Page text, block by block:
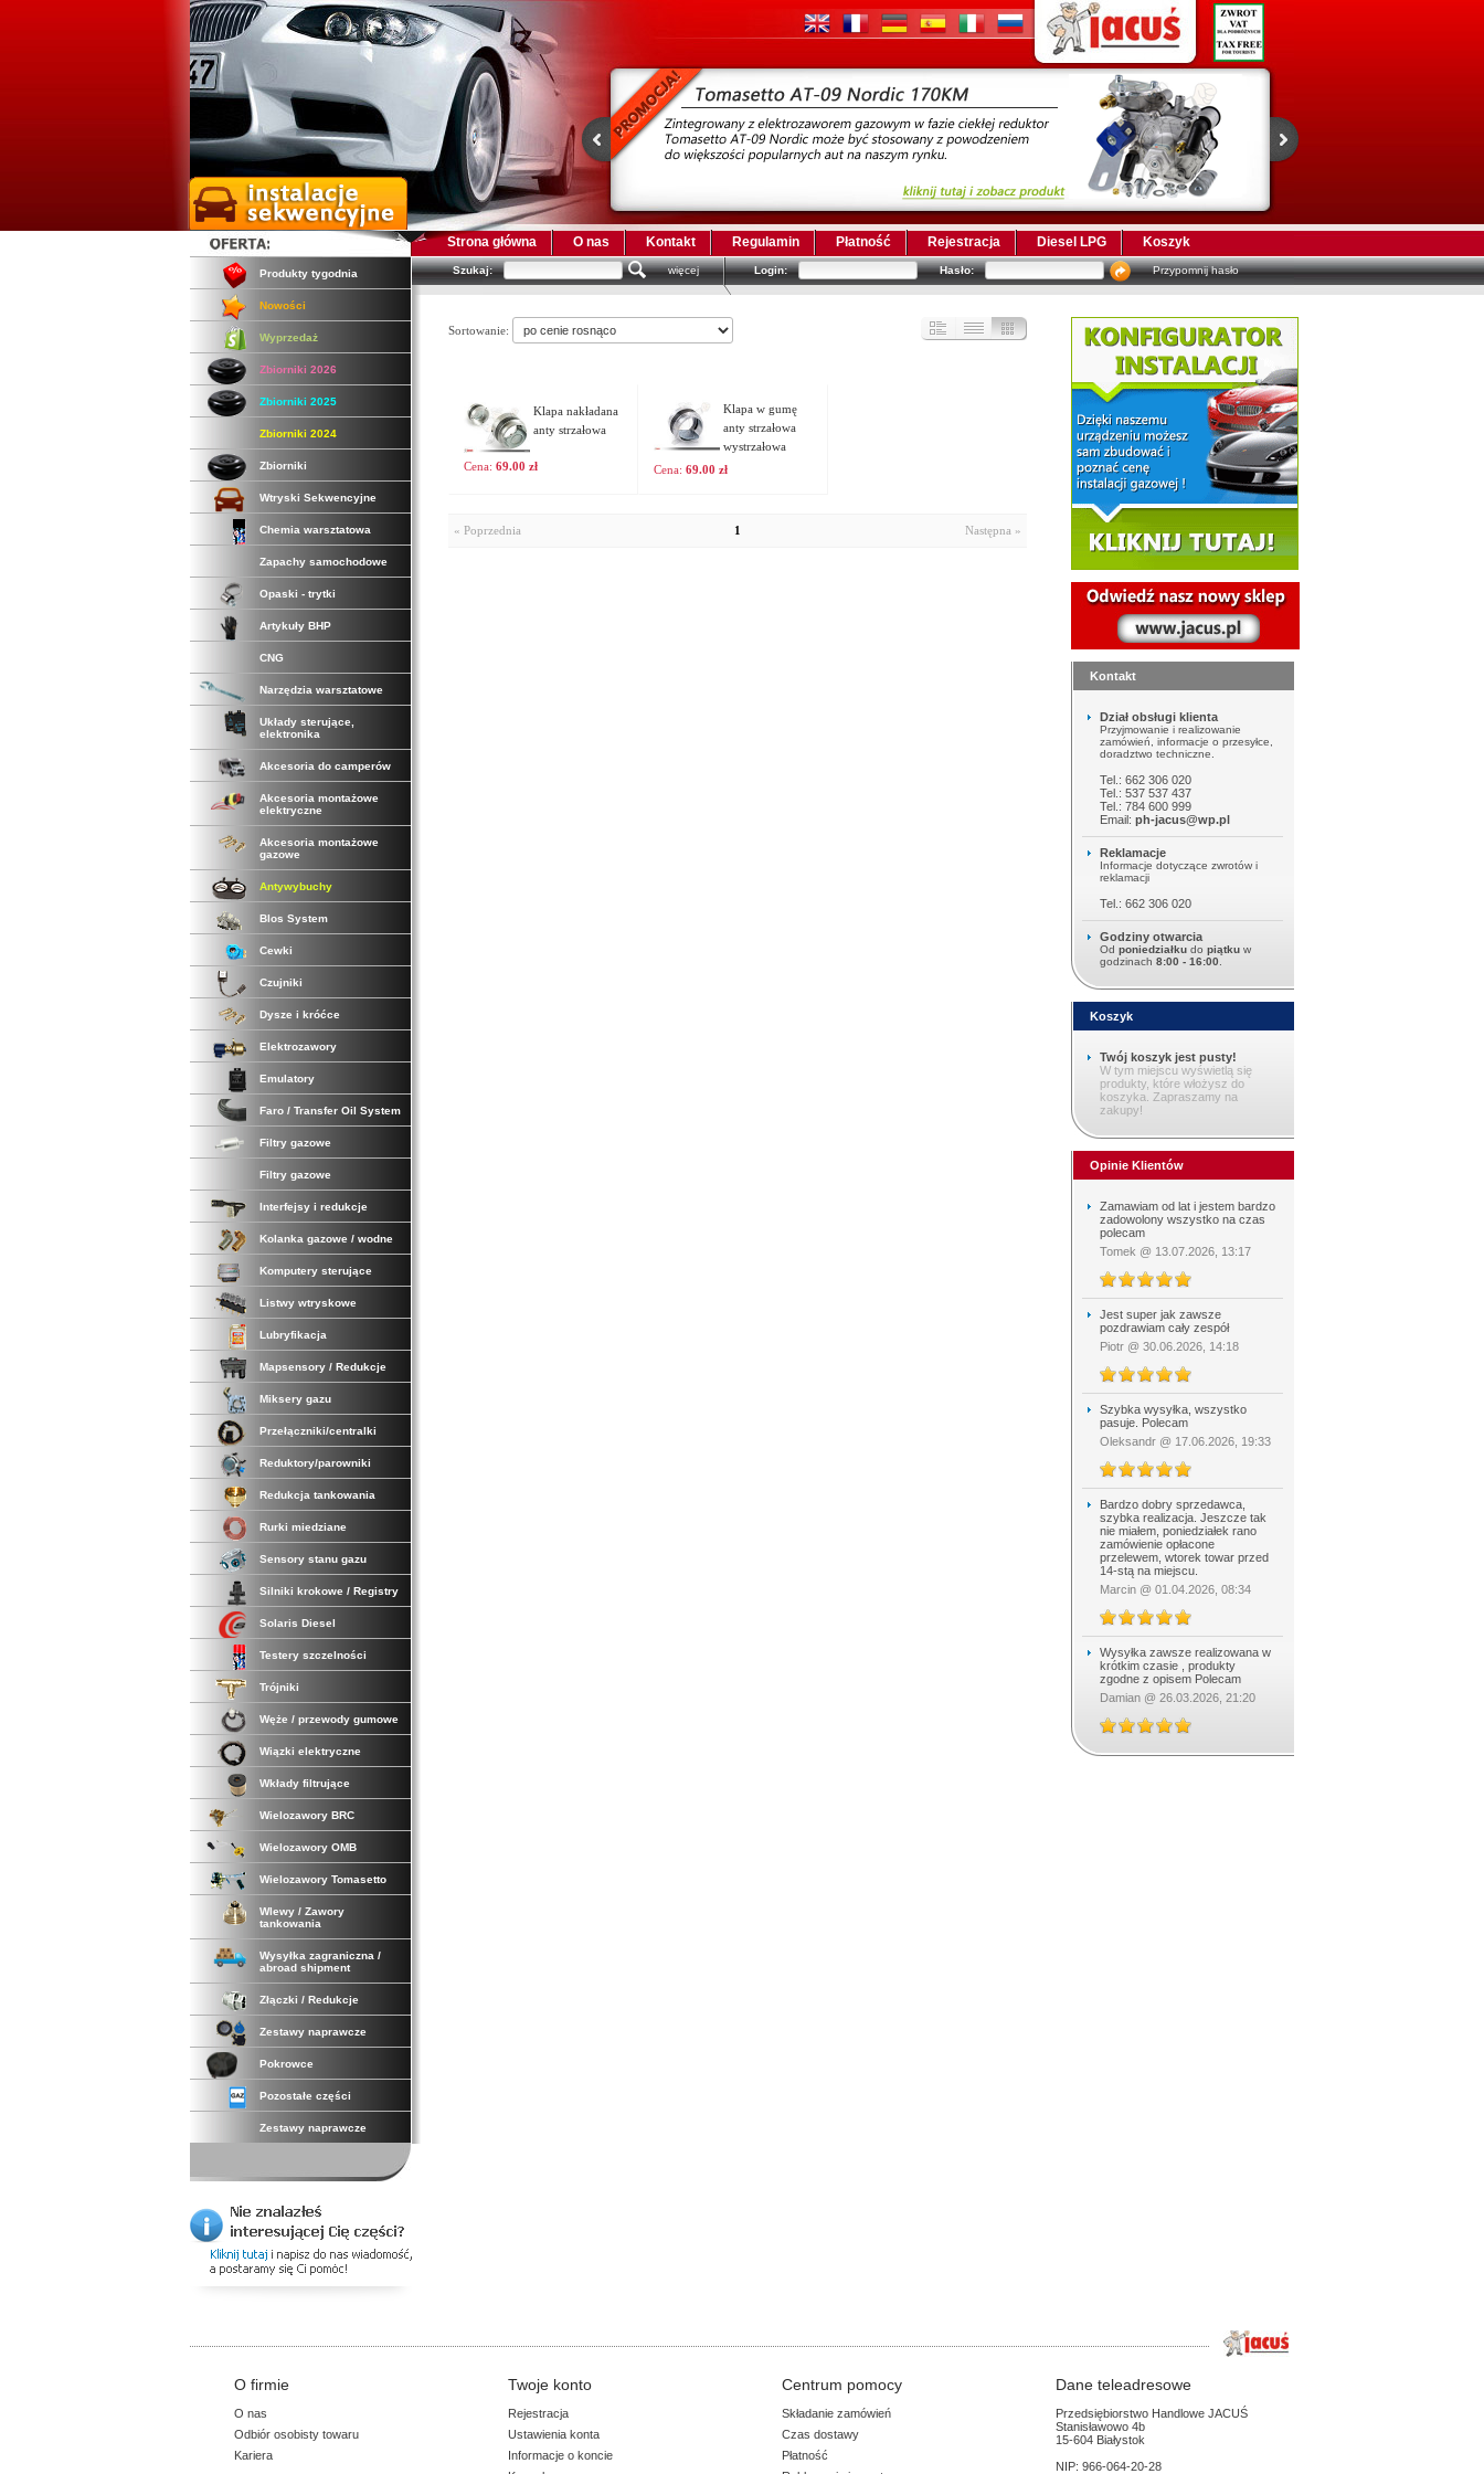
Produkty tygodnia
Nowości
Wyprzedaż
Zbiorniki 2026
Zbiorniki 2025
Zbiorniki 2024
Zbiorniki
Wtryski Sekwencyjne
Chemia warsztatowa
Zapachy samochodowe
Opaski - trytki
Artykuły BHP
CNG
Narzędzia warsztatowe
Układy sterujące,
elektronika
Akcesoria do camperów
Akcesoria montażowe
elektryczne
Akcesoria montażowe
gazowe
Antywybuchy
Blos System
Cewki
Czujniki
Dysze i króćce
Elektrozawory
Emulatory
Faro / Transfer Oil System
Filtry gazowe
Filtry gazowe
Interfejsy i redukcje
Kolanka gazowe / wodne
Komputery sterujące
Listwy wtryskowe
Lubryfikacja
Mapsensory / Redukcje
Miksery gazu
Przełączniki/centralki
Reduktory/parowniki
Redukcja tankowania
Rurki miedziane
Sensory stanu gazu
Silniki krokowe / Registry
Solaris Diesel
Testery szczelności
Trójniki
Węże / przewody gumowe
Wiązki elektryczne
Wkłady filtrujące
Wielozawory BRC
Wielozawory OMB
Wielozawory Tomasetto
Wlewy / Zawory
tankowania
Wysyłka zagraniczna /
abroad shipment
Złączki / Redukcje
Zestawy naprawcze
Pokrowce
Pozostałe części
Zestawy naprawcze
Strona główna O nas Kontakt Regulamin Płatność Rejestracja Diesel LPG Koszyk
Szukaj: więcej Login: Hasło: Przypomnij hasło
Sortowanie:
Klapa nakładana
anty strzałowa
Cena: 69.00 zł
Klapa w gumę
anty strzałowa
wystrzałowa
Cena: 69.00 zł
« Poprzednia 1 Następna »
Kontakt
Dział obsługi klienta
Przyjmowanie i realizowanie
zamówień, informacje o przesyłce,
doradztwo techniczne.
Tel.: 662 306 020
Tel.: 537 537 437
Tel.: 784 600 999
Email: ph-jacus@wp.pl
Reklamacje
Informacje dotyczące zwrotów i
reklamacji
Tel.: 662 306 020
Godziny otwarcia
Od poniedziałku do piątku w
godzinach 8:00 - 16:00
Koszyk
Twój koszyk jest pusty!
W tym miejscu wyświetlą się
produkty, które włożysz do
koszyka. Zapraszamy na
zakupy!
Opinie Klientów
Zamawiam od lat i jestem bardzo
zadowolony wszystko na czas
polecam
Tomek @ 13.07.2026, 13:17
Jest super jak zawsze
pozdrawiam cały zespół
Piotr @ 30.06.2026, 14:18
Szybka wysyłka, wszystko
pasuje. Polecam
Oleksandr @ 17.06.2026, 19:33
Bardzo dobry sprzedawca,
szybka realizacja. Jeszcze tak
nie miałem, poniedziałek rano
zamówienie opłacone
przelewem, wtorek towar przed
14-stą na miejscu.
Marcin @ 01.04.2026, 08:34
Wysyłka zawsze realizowana w
krótkim czasie , produkty
zgodne z opisem Polecam
Damian @ 26.03.2026, 21:20
O firmie
O nas
Odbiór osobisty towaru
Kariera
Twoje konto
Rejestracja
Ustawienia konta
Informacje o koncie
Centrum pomocy
Składanie zamówień
Czas dostawy
Płatność
Dane teleadresowe
Przedsiębiorstwo Handlowe JACUŚ
Stanisławowo 4b
15-604 Białystok
NIP: 966-064-20-28